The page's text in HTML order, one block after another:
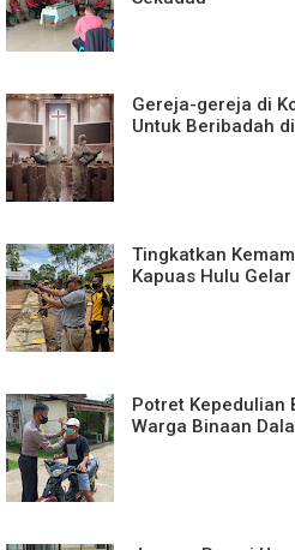
Gereja-gereja di
Untuk Beribadah
Tingkatkan
Kapuas Hulu
Potret Kepedulian
Warga Binaan